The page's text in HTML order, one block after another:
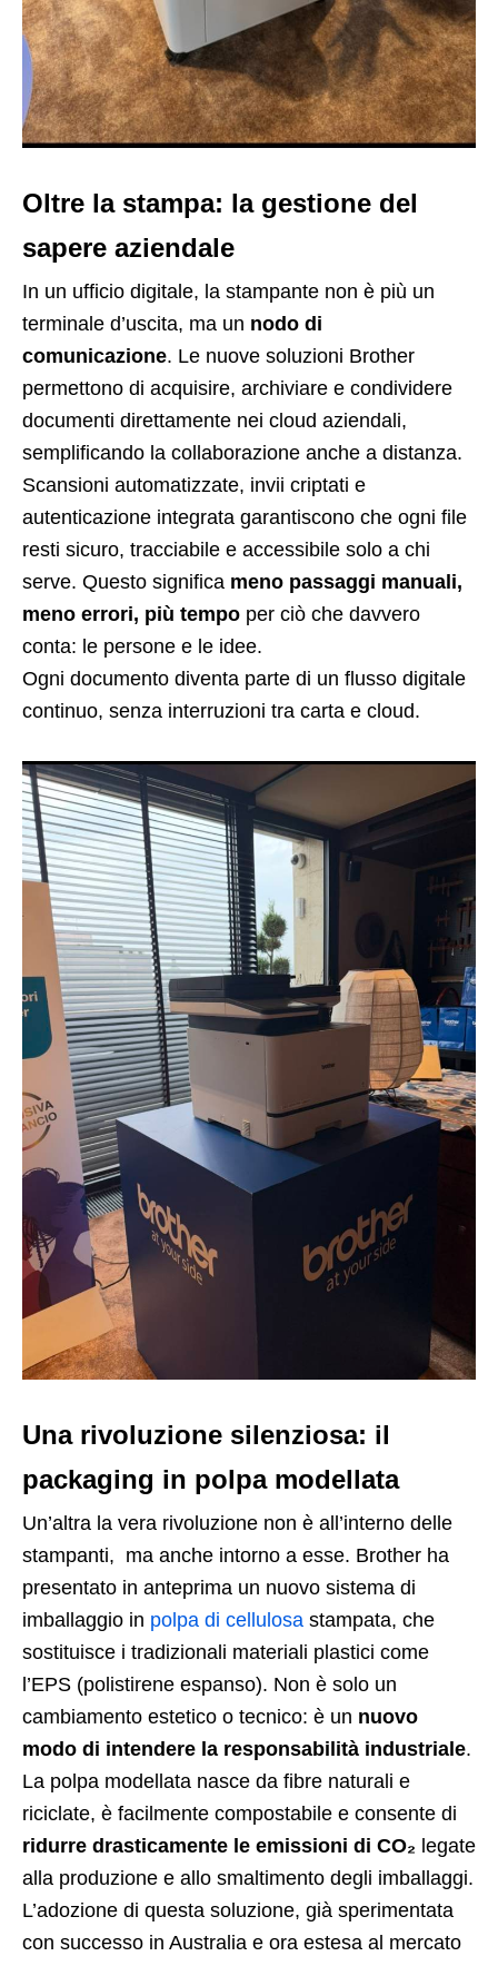
Oltre la stampa: la gestione del
sapere aziendale
In un ufficio digitale, la stampante non è più un
terminale d’uscita, ma un nodo di
comunicazione. Le nuove soluzioni Brother
permettono di acquisire, archiviare e condividere
documenti direttamente nei cloud aziendali,
semplificando la collaborazione anche a distanza.
Scansioni automatizzate, invii criptati e
autenticazione integrata garantiscono che ogni file
resti sicuro, tracciabile e accessibile solo a chi
serve. Questo significa meno passaggi manuali,
meno errori, più tempo per ciò che davvero
conta: le persone e le idee.
Ogni documento diventa parte di un flusso digitale
continuo, senza interruzioni tra carta e cloud.
Una rivoluzione silenziosa: il
packaging in polpa modellata
Un’altra la vera rivoluzione non è all’interno delle
stampanti, ma anche intorno a esse. Brother ha
presentato in anteprima un nuovo sistema di
imballaggio in polpa di cellulosa stampata, che
sostituisce i tradizionali materiali plastici come
l’EPS (polistirene espanso). Non è solo un
cambiamento estetico o tecnico: è un nuovo
modo di intendere la responsabilità industriale.
La polpa modellata nasce da fibre naturali e
riciclate, è facilmente compostabile e consente di
ridurre drasticamente le emissioni di CO₂ legate
alla produzione e allo smaltimento degli imballaggi.
L’adozione di questa soluzione, già sperimentata
con successo in Australia e ora estesa al mercato